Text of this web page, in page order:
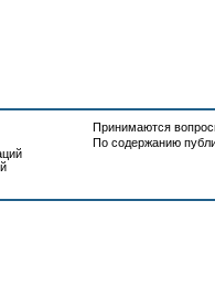
Принимаются
По содержанию